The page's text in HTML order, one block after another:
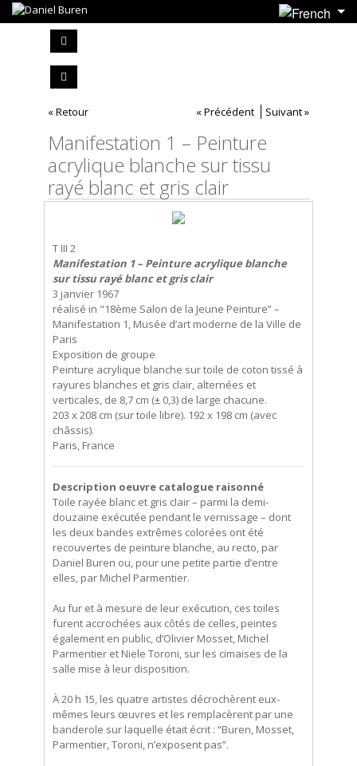
« Retour « Précédent Suivant »
Manifestation 1 – Peinture
acrylique blanche sur tissu
rayé blanc et gris clair
T III 2
Manifestation 1 – Peinture acrylique blanche
sur tissu rayé blanc et gris clair
3 janvier 1967
réalisé in "18ème Salon de la Jeune Peinture” –
Manifestation 1, Musée d’art moderne de la Ville de
Paris
Exposition de groupe
Peinture acrylique blanche sur toile de coton tissé à
rayures blanches et gris clair, alternées et
verticales, de 8,7 cm (± 0,3) de large chacune.
203 x 208 cm (sur toile libre). 192 x 198 cm (avec
châssis).
Paris, France
Description oeuvre catalogue raisonné
Toile rayée blanc et gris clair – parmi la demi-
douzaine exécutée pendant le vernissage – dont
les deux bandes extrêmes colorées ont été
recouvertes de peinture blanche, au recto, par
Daniel Buren ou, pour une petite partie d’entre
elles, par Michel Parmentier.
Au fur et à mesure de leur exécution, ces toiles
furent accrochées aux côtés de celles, peintes
également en public, d’Olivier Mosset, Michel
Parmentier et Niele Toroni, sur les cimaises de la
salle mise à leur disposition.
À 20 h 15, les quatre artistes décrochèrent eux-
mêmes leurs œuvres et les remplacèrent par une
banderole sur laquelle était écrit : “Buren, Mosset,
Parmentier, Toroni, n’exposent pas”.